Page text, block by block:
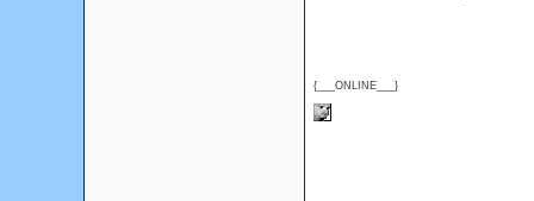
{___ONLINE___}